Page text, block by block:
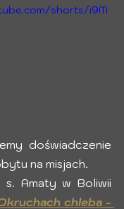
shorts/i9M
doświadczenie
na misjach.
Amaty w Boliwii
chleba -